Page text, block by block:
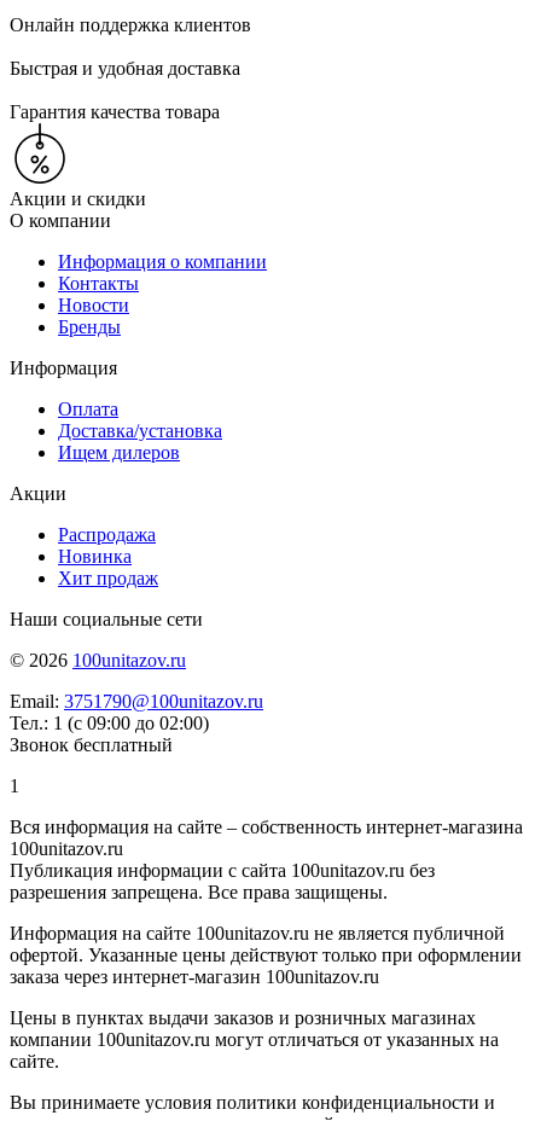
Онлайн поддержка клиентов
Быстрая и удобная доставка
Гарантия качества товара
Акции и скидки
О компании
Информация о компании
Контакты
Новости
Бренды
Информация
Оплата
Доставка/установка
Ищем дилеров
Акции
Распродажа
Новинка
Хит продаж
Наши социальные сети
© 2026 100unitazov.ru
Email: 3751790@100unitazov.ru
Тел.: 1 (с 09:00 до 02:00)
Звонок бесплатный
1
Вся информация на сайте – собственность интернет-магазина
100unitazov.ru
Публикация информации с сайта 100unitazov.ru без
разрешения запрещена. Все права защищены.
Информация на сайте 100unitazov.ru не является публичной
офертой. Указанные цены действуют только при оформлении
заказа через интернет-магазин 100unitazov.ru
Цены в пунктах выдачи заказов и розничных магазинах
компании 100unitazov.ru могут отличаться от указанных на
сайте.
Вы принимаете условия политики конфиденциальности и